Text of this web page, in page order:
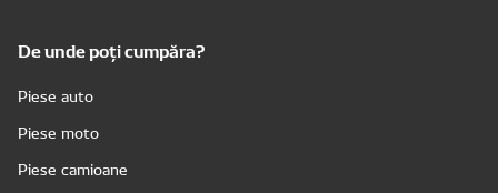
De unde poți cumpăra?
Piese auto
Piese moto
Piese camioane